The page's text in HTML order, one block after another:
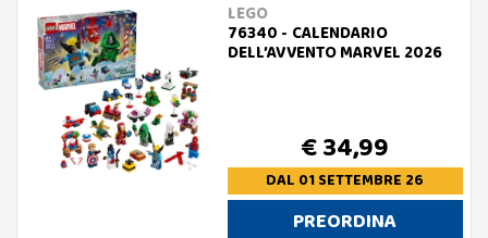
LEGO
76340 - CALENDARIO
DELL’AVVENTO MARVEL 2026
€ 34,99
DAL 01 SETTEMBRE 26
PREORDINA